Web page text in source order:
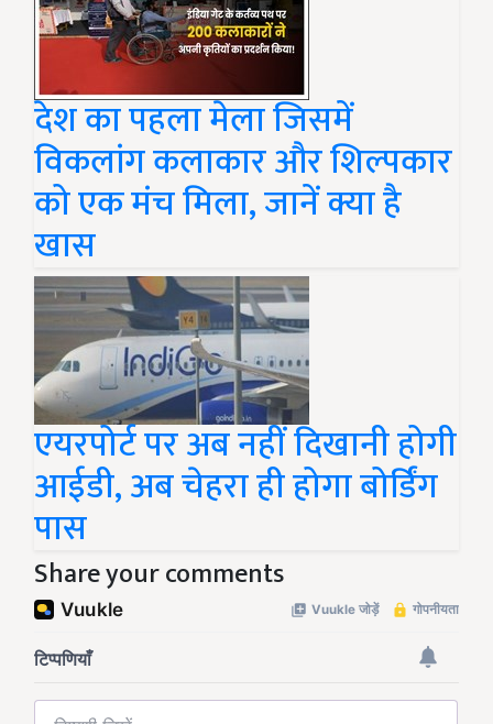
देश का पहला मेला जिसमें
विकलांग कलाकार और शिल्पकार
को एक मंच मिला, जानें क्या है
खास
एयरपोर्ट पर अब नहीं दिखानी होगी
आईडी, अब चेहरा ही होगा बोर्डिंग
पास
Share your comments